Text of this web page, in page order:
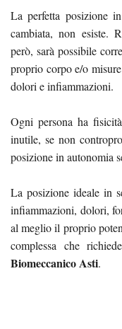
La perfetta posizione
cambiata, non esiste.
però, sarà possibile
proprio corpo e/o
dolori e infiammazioni.
Ogni persona ha
inutile, se non
posizione in autonomia
La posizione ideale in
infiammazioni, dolori,
al meglio il proprio
complessa che
Biomeccanico Asti.